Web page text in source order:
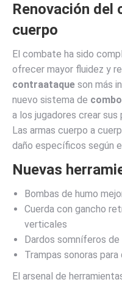
Renovación del
cuerpo
El combate ha sido
ofrecer mayor fluidez y
contraataque son más
nuevo sistema de
a los jugadores crear
Las armas cuerpo a
daño específicos según
Nuevas
Bombas de humo
Cuerda con gancho
verticales
Dardos somníferos
Trampas sonoras
El arsenal de